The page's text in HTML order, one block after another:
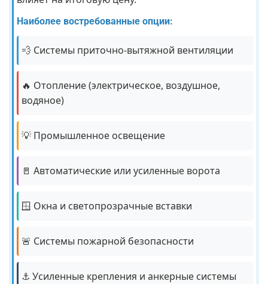
Наиболее востребованные опции:
💨 Системы приточно-вытяжной вентиляции
🔥 Отопление (электрическое, воздушное,
водяное)
💡 Промышленное освещение
🚪 Автоматические или усиленные ворота
🪟 Окна и светопрозрачные вставки
🚨 Системы пожарной безопасности
⚓ Усиленные крепления и анкерные системы